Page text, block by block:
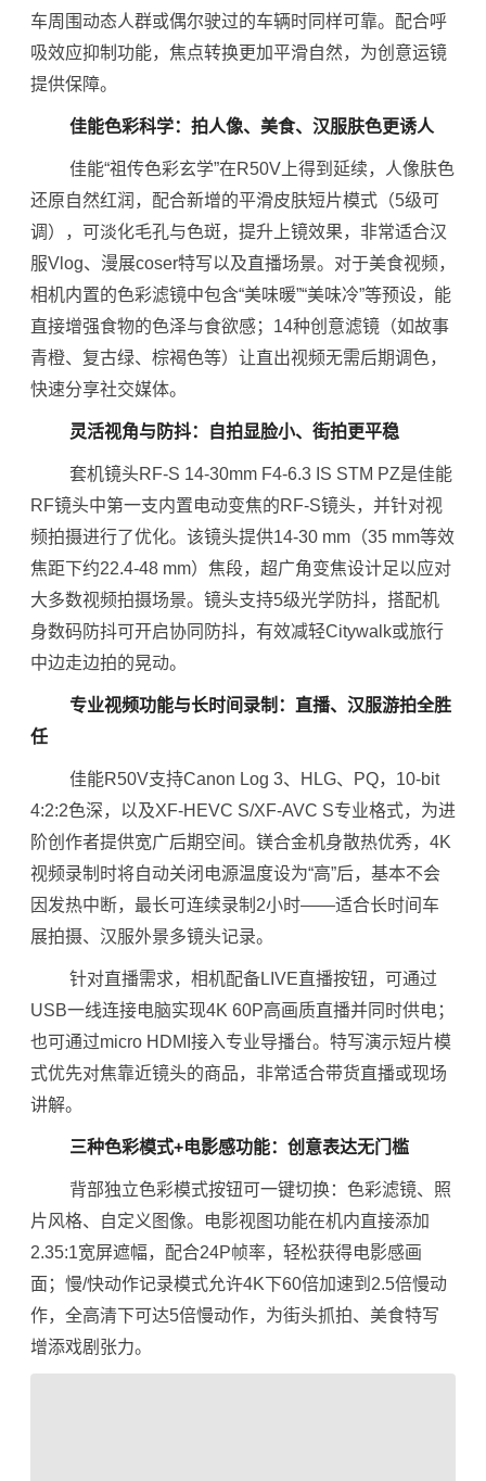
车周围动态人群或偶尔驶过的车辆时同样可靠。配合呼
吸效应抑制功能，焦点转换更加平滑自然，为创意运镜
提供保障。
佳能色彩科学：拍人像、美食、汉服肤色更诱人
佳能“祖传色彩玄学”在R50V上得到延续，人像肤色
还原自然红润，配合新增的平滑皮肤短片模式（5级可
调），可淡化毛孔与色斑，提升上镜效果，非常适合汉
服Vlog、漫展coser特写以及直播场景。对于美食视频，
相机内置的色彩滤镜中包含“美味暖”“美味冷”等预设，能
直接增强食物的色泽与食欲感；14种创意滤镜（如故事
青橙、复古绿、棕褐色等）让直出视频无需后期调色，
快速分享社交媒体。
灵活视角与防抖：自拍显脸小、街拍更平稳
套机镜头RF-S 14-30mm F4-6.3 IS STM PZ是佳能
RF镜头中第一支内置电动变焦的RF-S镜头，并针对视
频拍摄进行了优化。该镜头提供14-30 mm（35 mm等效
焦距下约22.4-48 mm）焦段，超广角变焦设计足以应对
大多数视频拍摄场景。镜头支持5级光学防抖，搭配机
身数码防抖可开启协同防抖，有效减轻Citywalk或旅行
中边走边拍的晃动。
专业视频功能与长时间录制：直播、汉服游拍全胜
任
佳能R50V支持Canon Log 3、HLG、PQ，10-bit
4:2:2色深，以及XF-HEVC S/XF-AVC S专业格式，为进
阶创作者提供宽广后期空间。镁合金机身散热优秀，4K
视频录制时将自动关闭电源温度设为“高”后，基本不会
因发热中断，最长可连续录制2小时——适合长时间车
展拍摄、汉服外景多镜头记录。
针对直播需求，相机配备LIVE直播按钮，可通过
USB一线连接电脑实现4K 60P高画质直播并同时供电；
也可通过micro HDMI接入专业导播台。特写演示短片模
式优先对焦靠近镜头的商品，非常适合带货直播或现场
讲解。
三种色彩模式+电影感功能：创意表达无门槛
背部独立色彩模式按钮可一键切换：色彩滤镜、照
片风格、自定义图像。电影视图功能在机内直接添加
2.35:1宽屏遮幅，配合24P帧率，轻松获得电影感画
面；慢/快动作记录模式允许4K下60倍加速到2.5倍慢动
作，全高清下可达5倍慢动作，为街头抓拍、美食特写
增添戏剧张力。